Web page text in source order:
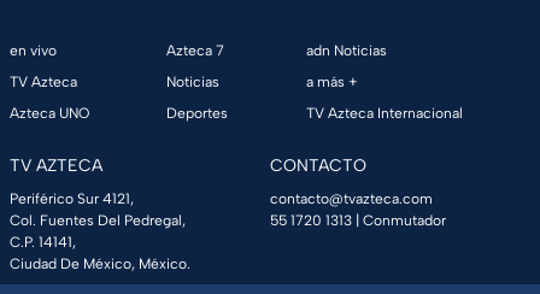
en vivo
TV Azteca
Azteca UNO
Azteca 7
Noticias
Deportes
adn Noticias
a más +
TV Azteca Internacional
TV AZTECA
Periférico Sur 4121,
Col. Fuentes Del Pedregal,
C.P. 14141,
Ciudad De México, México.
CONTACTO
contacto@tvazteca.com
55 1720 1313 | Conmutador